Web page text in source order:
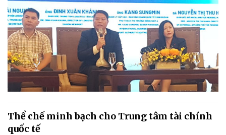
Thể chế minh bạch cho Trung tâm tài chính
quốc tế